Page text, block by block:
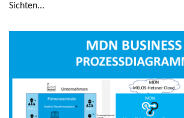
Sichten...